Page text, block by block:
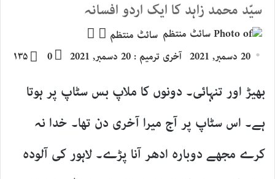
سیّد محمد زاہد کا ایک اردو افسانہ
سائٹ منتظم
Follow
X
email
20 دسمبر, 2021 آخری ترمیم : 20 دسمبر, 2021 0 ۱۳۵
بھیڑ اور تنہائی۔ دونوں کا ملاپ بس سٹاپ پر ہوتا
ہے۔ اس سٹاپ پر آج میرا آخری دن تھا۔ خدا نہ
کرے مجھے دوبارہ ادھر آنا پڑے۔ لاہور کی آلودہ